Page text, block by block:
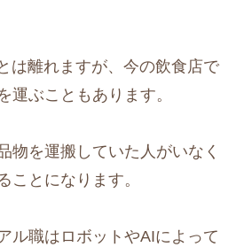
は離れますが、今の飲食店で
運ぶこともあります。
物を運搬していた人がいなく
ことになります。
ル職はロボットやAIによって